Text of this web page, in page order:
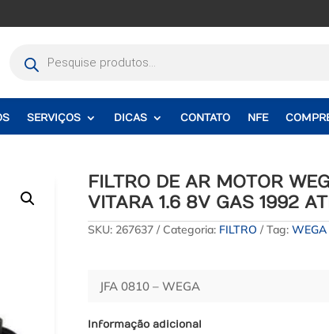
produtos
SERVIÇOS DICAS CONTATO NFE
FILTRO DE AR MOTOR
VITARA 1.6 8V GAS 1992
SKU: 267637 Categoria: FILTRO Tag: WEGA
JFA 0810 – WEGA
Informação adicional